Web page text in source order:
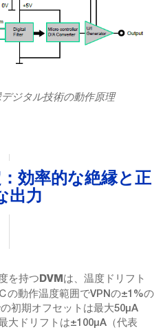
ジタル技術の動作原理
効率的な絶縁と正
出力
を持つ DVM は、温度ドリフト
動作温度範囲でVPNの±1%の
初期オフセットは最大50μA
大ドリフトは±100μA（代表